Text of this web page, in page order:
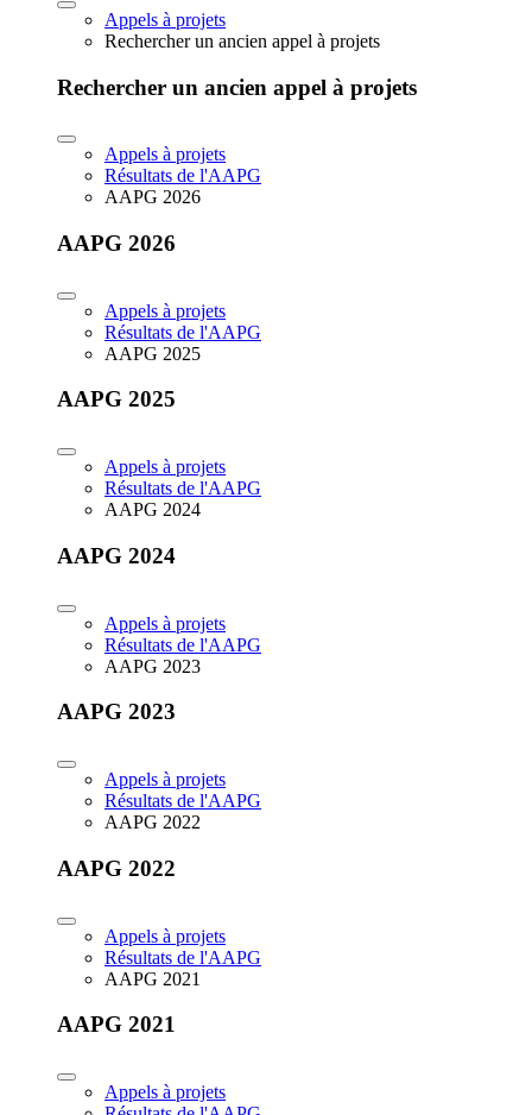
Appels à projets
Rechercher un ancien appel à projets
Rechercher un ancien appel à projets
Appels à projets
Résultats de l'AAPG
AAPG 2026
AAPG 2026
Appels à projets
Résultats de l'AAPG
AAPG 2025
AAPG 2025
Appels à projets
Résultats de l'AAPG
AAPG 2024
AAPG 2024
Appels à projets
Résultats de l'AAPG
AAPG 2023
AAPG 2023
Appels à projets
Résultats de l'AAPG
AAPG 2022
AAPG 2022
Appels à projets
Résultats de l'AAPG
AAPG 2021
AAPG 2021
Appels à projets